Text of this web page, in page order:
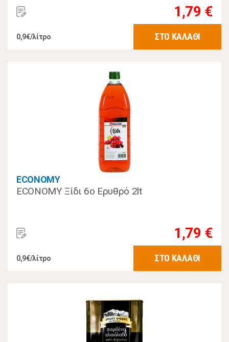
1,79 €
0,9€/λίτρο ΣΤΟ ΚΑΛΑΘΙ
ECONOMY
ECONOMY Ξίδι 6ο Eρυθρό 2lt
1,79 €
0,9€/λίτρο ΣΤΟ ΚΑΛΑΘΙ